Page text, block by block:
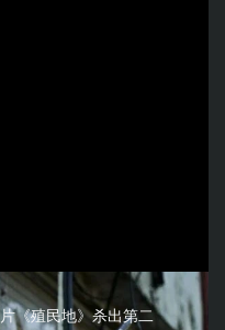
《殖民地》杀出第二